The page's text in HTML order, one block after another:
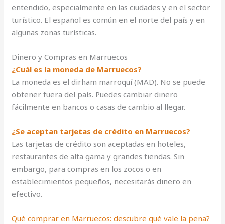
entendido, especialmente en las ciudades y en el sector
turístico. El español es común en el norte del país y en
algunas zonas turísticas.
Dinero y Compras en Marruecos
¿Cuál es la moneda de Marruecos?
La moneda es el dirham marroquí (MAD). No se puede
obtener fuera del país. Puedes cambiar dinero
fácilmente en bancos o casas de cambio al llegar.
¿Se aceptan tarjetas de crédito en Marruecos?
Las tarjetas de crédito son aceptadas en hoteles,
restaurantes de alta gama y grandes tiendas. Sin
embargo, para compras en los zocos o en
establecimientos pequeños, necesitarás dinero en
efectivo.
Qué comprar en Marruecos: descubre qué vale la pena?